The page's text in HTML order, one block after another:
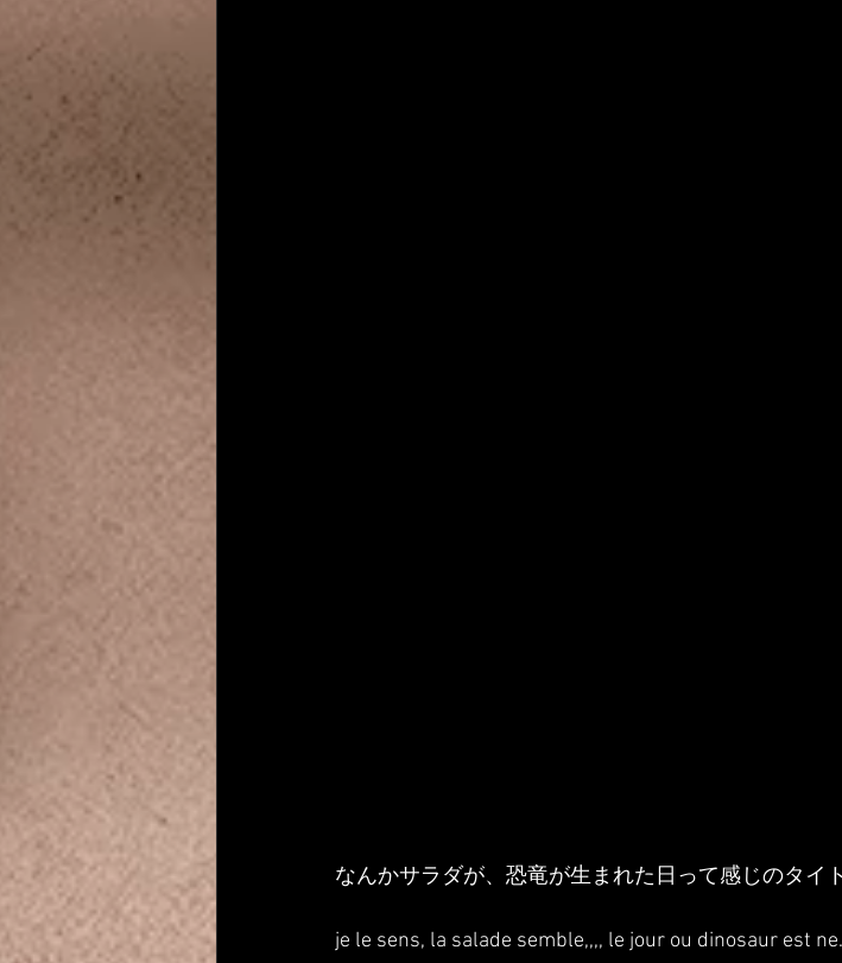
なんかサラダが、恐竜が生まれた日って感じのタイ
je le sens, la salade semble,,,, le jour ou dinosaur est ne.